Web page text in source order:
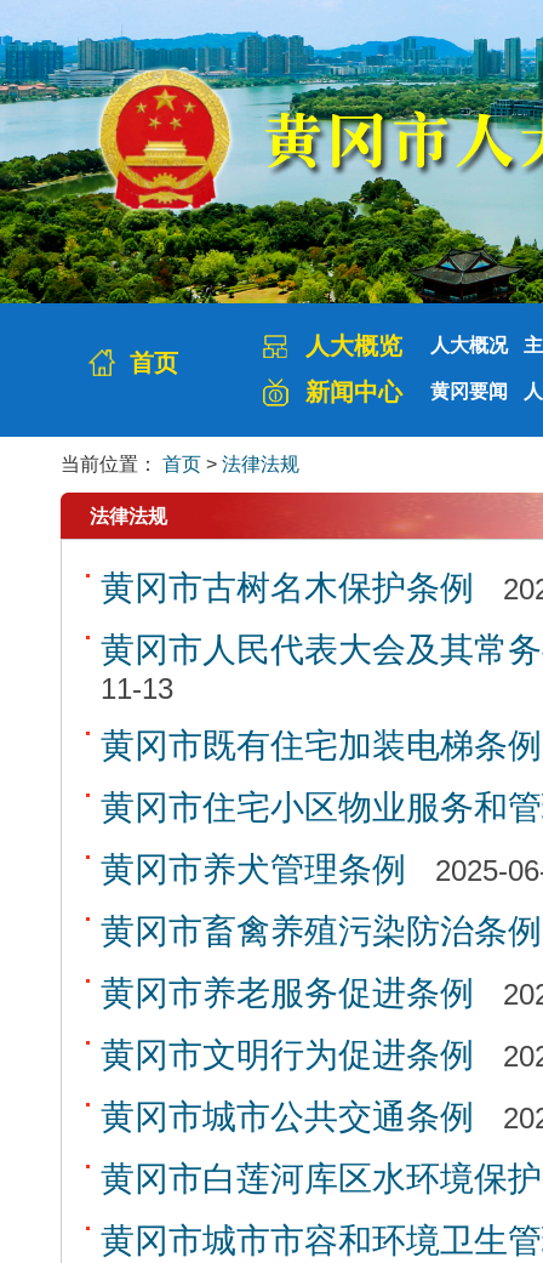
首页
人大概览 人大概况
新闻中心 黄冈要闻
当前位置： 首页 > 法律法规
法律法规
​​​​​​​黄冈市古树名木保护条例
黄冈市人民代表大会及其常
11-13
黄冈市既有住宅加装电梯条例
黄冈市住宅小区物业服务和
黄冈市养犬管理条例
2025-
黄冈市畜禽养殖污染防治条例
黄冈市养老服务促进条例
黄冈市文明行为促进条例
黄冈市城市公共交通条例
黄冈市白莲河库区水环境保
黄冈市城市市容和环境卫生